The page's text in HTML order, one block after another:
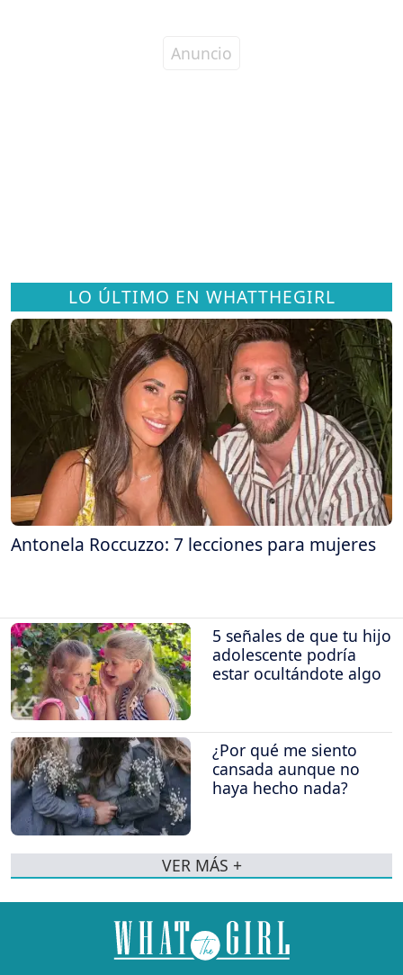
LO ÚLTIMO EN WHATTHEGIRL
Antonela Roccuzzo: 7 lecciones para mujeres
5 señales de que tu hijo
adolescente podría
estar ocultándote algo
¿Por qué me siento
cansada aunque no
haya hecho nada?
VER MÁS +